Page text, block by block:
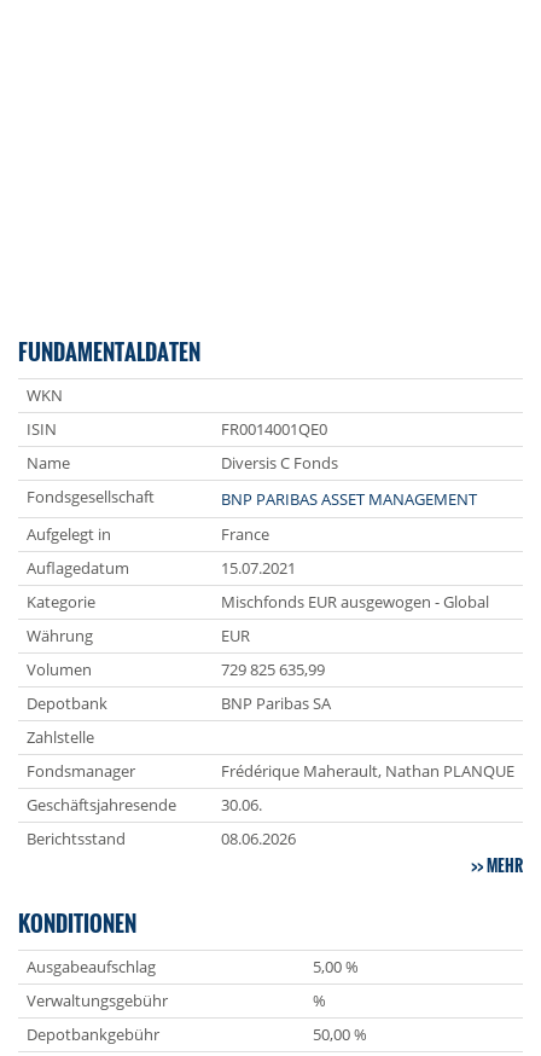
FUNDAMENTALDATEN
WKN
ISIN
FR0014001QE0
Name
Diversis C Fonds
Fondsgesellschaft
BNP PARIBAS ASSET MANAGEMENT
Aufgelegt in
France
Auflagedatum
15.07.2021
Kategorie
Mischfonds EUR ausgewogen - Global
Währung
EUR
Volumen
729 825 635,99
Depotbank
BNP Paribas SA
Zahlstelle
Fondsmanager
Frédérique Maherault, Nathan PLANQUE
Geschäftsjahresende
30.06.
Berichtsstand
08.06.2026
MEHR
KONDITIONEN
Ausgabeaufschlag
5,00 %
Verwaltungsgebühr
%
Depotbankgebühr
50,00 %